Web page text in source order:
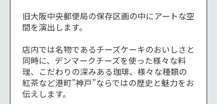
旧大阪中央郵便局の保存区画の中にアートな空
間を演出します。
店内では名物であるチーズケーキのおいしさと
同時に、デンマークチーズを使った様々な料
理、こだわりの深みある珈琲、様々な種類の
紅茶など港町”神戸”ならではの歴史と魅力をお
伝えします。